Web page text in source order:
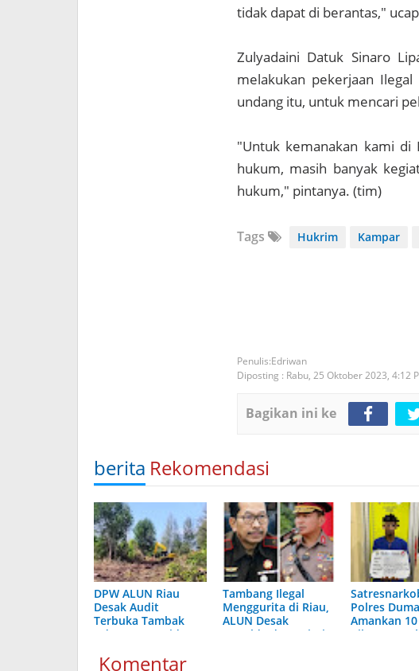
tidak dapat di berantas,"
Zulyadaini Datuk Sinaro
melakukan pekerjaan
undang itu, untuk mencari
"Untuk kemanakan kami di
hukum, masih banyak
hukum," pintanya. (tim)
Tags Hukrim Kampar
Edriwan
Diposting : Rabu, 25 Oktober 2023, 4:12
Bagikan ini ke
berita Rekomendasi
DPW ALUN Riau
Desak Audit
Terbuka Tambak
Udang yang Diduga
Pesisir
Tambang Ilegal
Menggurita di Riau,
ALUN Desak
Kapolda dan Kajati
Polres
Amankan 10
Kilogram
Komentar